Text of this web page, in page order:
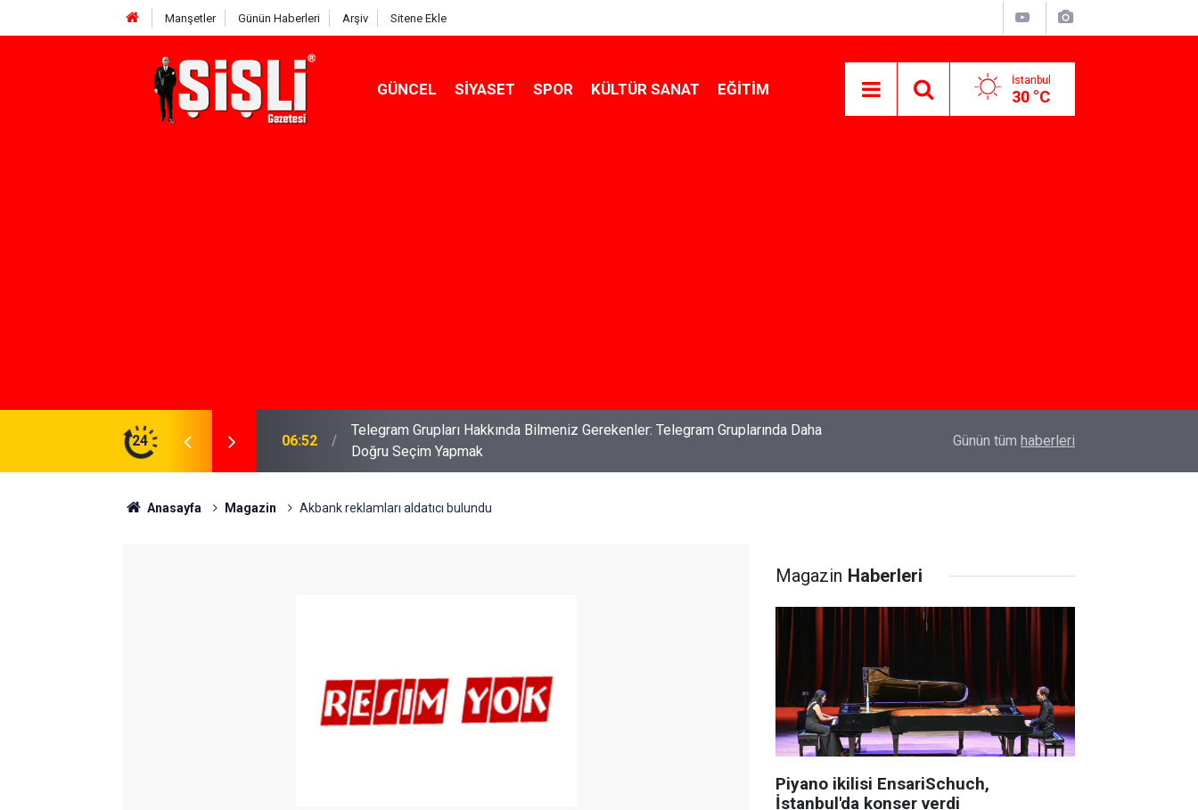
Manşetler Günün Haberleri Arşiv Sitene Ekle
GÜNCEL SIYASET SPOR KÜLTÜR SANAT EĞITIM İstanbul
30 °C
24
Gerekenler: Telegram Gruplarında Daha
04:43 İş Davaları: Haklarınızı Bilmek ve Koruma Altına Almak Özlem Drahyalı Kimdir, Nereli ve Kaç
Günün tüm haberleri
Anasayfa Magazin Akbank reklamları aldatıcı bulundu
Magazin Haberleri
Piyano ikilisi EnsariSchuch,
İstanbul'da konser verdi